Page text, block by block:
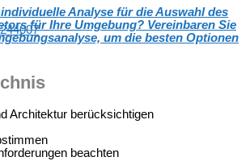
Analyse für die Auswahl des
für Ihre Umgebung? Vereinbaren Sie
um die besten Optionen
Architektur berücksichtigen
beachten